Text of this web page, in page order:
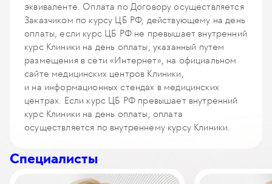
Прием врача гинеколога-репродуктолога (без
проведения УЗ-исследования состояния матки
и яичников)
180
Совместный прием (осмотр, консультация)
гинеколога-репродуктолога и эмбриолога
с проведением УЗ-исследования состояния матки
и яичников (первичный, повторный)
370у. е.
Консультация эмбриолога
Идентификация и оценка зрелости ооцитов,
созревание in-vitro
у. е.85 785
Культивирование эмбрионов с предварительной
оценкой зрелости ооцитов, созревание in-vitro
1 355 у. е.128 725₽
Интраовариальная аутоплазмотерапия
1 371у. е.130 245₽
Внутриматочное введение плазмы обогащённой
эквиваленте. Оплата по Договору осуществляется
Заказчиком по курсу ЦБ РФ, действующему на день
оплаты, если курс ЦБ РФ не превышает внутренний
курс Клиники на день оплаты, указанный путем
размещения в сети «Интернет», на официальном
сайте медицинских центров Клиники,
и на информационных стендах в медицинских
центрах. Если курс ЦБ РФ превышает внутренний
курс Клиники на день оплаты, оплата
осуществляется по внутреннему курсу Клиники.
Специалисты